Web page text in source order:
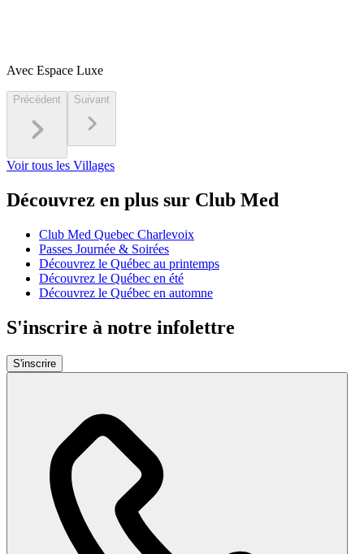
Avec Espace Luxe
Précédent Suivant
Voir tous les Villages
Découvrez en plus sur Club Med
Club Med Quebec Charlevoix
Passes Journée & Soirées
Découvrez le Québec au printemps
Découvrez le Québec en été
Découvrez le Québec en automne
S'inscrire à notre infolettre
S'inscrire